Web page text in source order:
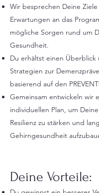
Wir besprechen Deine
Erwartungen an das
mögliche Sorgen rund um
Gesundheit.
Du erhältst einen Überblick
Strategien zur
basierend auf den
Gemeinsam entwickeln wir
individuellen Plan, um
Resilienz zu stärken und
Gehirngesundheit
Deine Vorteile: